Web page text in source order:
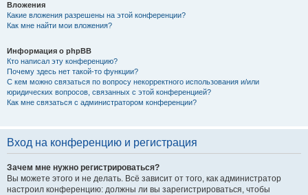
Вложения
Какие вложения разрешены на этой конференции?
Как мне найти мои вложения?
Информация о phpBB
Кто написал эту конференцию?
Почему здесь нет такой-то функции?
С кем можно связаться по вопросу некорректного использования и/или
юридических вопросов, связанных с этой конференцией?
Как мне связаться с администратором конференции?
Вход на конференцию и регистрация
Зачем мне нужно регистрироваться?
Вы можете этого и не делать. Всё зависит от того, как администратор
настроил конференцию: должны ли вы зарегистрироваться, чтобы